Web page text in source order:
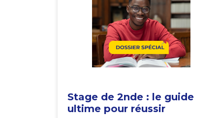
Stage de 2nde : le guide
ultime pour réussir